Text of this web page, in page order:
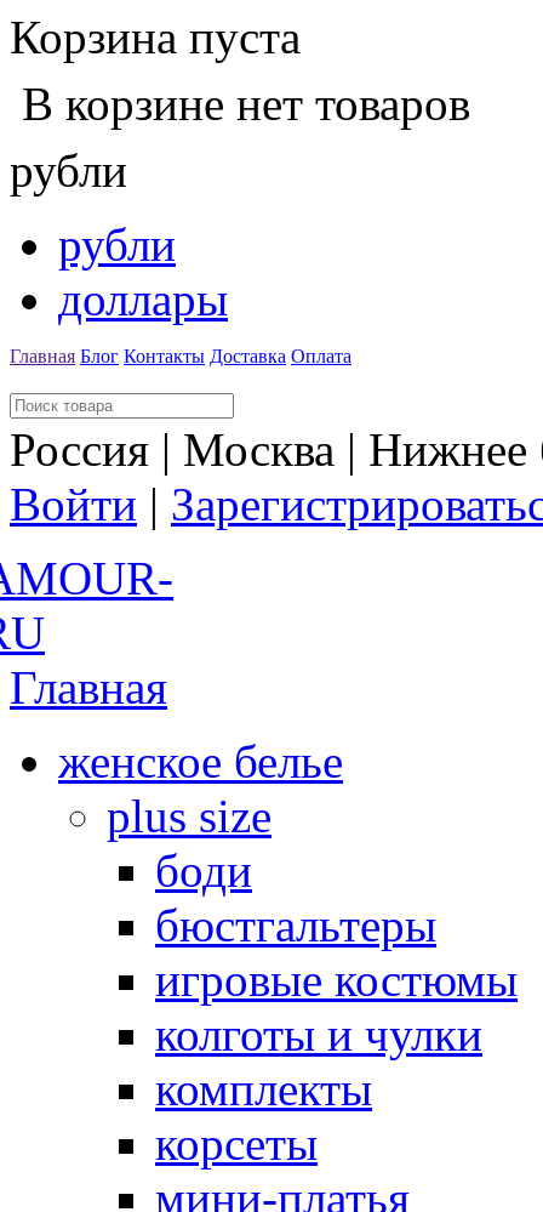
Корзина пуста
В корзине нет товаров
рубли
рубли
доллары
Главная Блог Контакты Доставка Оплата
Россия | Москва |
Войти |
Главная
женское белье
plus size
боди
бюстгальтеры
игровые костюмы
колготы и чулки
комплекты
корсеты
мини-платья